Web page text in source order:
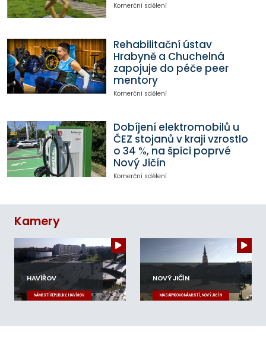
Komerční sdělení
Rehabilitační ústav
Hrabyně a Chuchelná
zapojuje do péče peer
mentory
Komerční sdělení
Dobíjení elektromobilů u
ČEZ stojanů v kraji vzrostlo
o 34 %, na špici poprvé
Nový Jičín
Komerční sdělení
Kamery
HAVÍŘOV
NÁMĚSTÍ REPUBLIKY, HAVÍŘOV
NOVÝ JIČÍN
MASARYKOVO NÁMĚSTÍ, NOVÝ JIČÍN